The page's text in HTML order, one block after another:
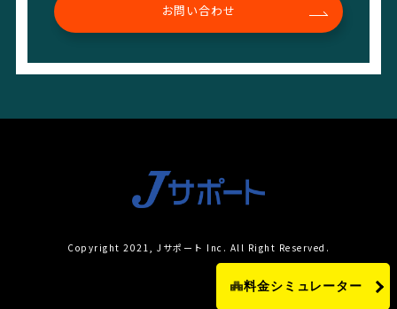
お問い合わせ
Copyright 2021, Jサポート Inc. All Right Reserved.
料金シミュレーター